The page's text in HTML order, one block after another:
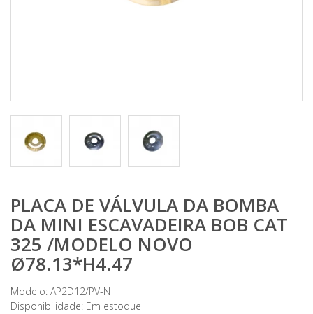
PLACA DE VÁLVULA DA BOMBA
DA MINI ESCAVADEIRA BOB CAT
325 /MODELO NOVO
Ø78.13*H4.47
Modelo: AP2D12/PV-N
Disponibilidade: Em estoque